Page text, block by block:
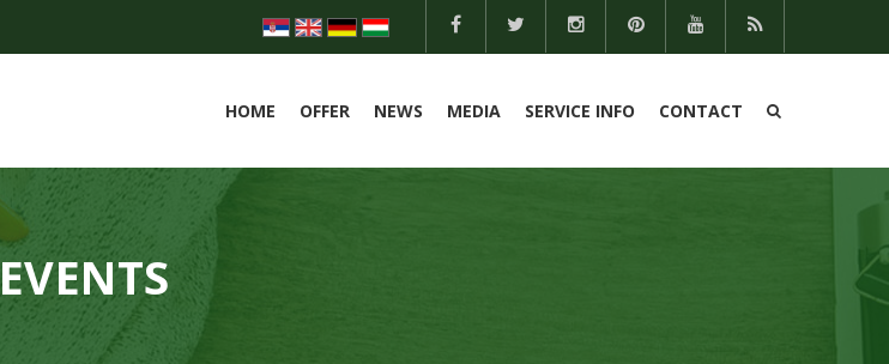
HOME OFFER NEWS MEDIA SERVICE INFO CONTACT
EVENTS